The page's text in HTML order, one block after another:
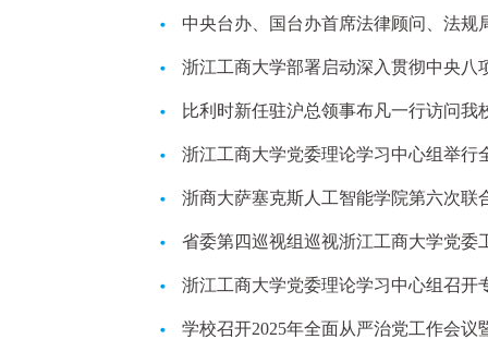
中央台办、国台办首席法律顾问、法规
浙江工商大学部署启动深入贯彻中央八
比利时新任驻沪总领事布凡一行访问我
浙江工商大学党委理论学习中心组举行
浙商大萨塞克斯人工智能学院第六次联
省委第四巡视组巡视浙江工商大学党委
浙江工商大学党委理论学习中心组召开
学校召开2025年全面从严治党工作会议